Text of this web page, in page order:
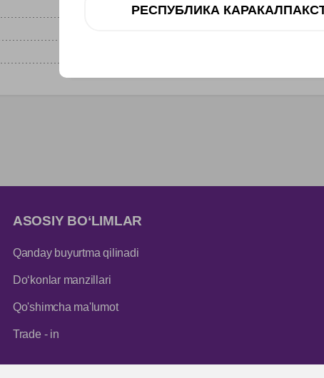
MagicOS 7.2 (на базе
ASOSIY BO‘LIMLAR
Qanday buyurtma qilinadi
Do‘konlar manzillari
Qo'shimcha ma'lumot
Trade - in
РЕСПУБЛИКА